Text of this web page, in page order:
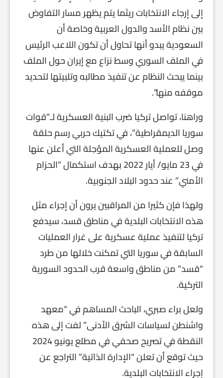
إلى إرجاء الانتخابات ريثما يتم يظهر مسار التفاوض
بين نظام الأسد والدول العربية وخاصة أن
السعودية يبدو أنها تحاول أن تكون اللاعب الرئيس
في الملف السوري وسط نزاع مع إيران حول الملف
بينما يبحث النظام عن تنفيذ مطالبه وتلبيتها لتحديد
موقفه منها”.
وراهنا، تواصل تركيا ضرب البنية العسكرية لـ”قوات
سوريا الديمقراطية”، في تكتيك حربي رسم حلقة
وصل للعملية العسكرية المؤجلة التي أعلن عنها
في 23 مايو/ أيار 2022 بهدف استكمال “الحزام
الأمني” عند حدود البلاد الجنوبية.
ولهذا فإن كثيرا من المراقبين يرون أن إجراء مثل
هذه الانتخابات البلدية في مناطق قسد، سيدفع
تركيا لتنفيذ عملية عسكرية على غرار العمليات
السابقة في سوريا التي تمكنت خلالها من طرد
“قسد” من مناطق واسعة قرب الحدود السورية
التركية.
ولعل براء صبري، الباحث المساهم في “معهد
واشنطن لسياسات الشرق الأدنى” لفت إلى هذه
النقطة في تصريح صحفي في مطلع يونيو 2024
حيث توقع أن تعلن “الإدارة الذاتية” التراجع عن
إجراء الانتخابات البلدية.